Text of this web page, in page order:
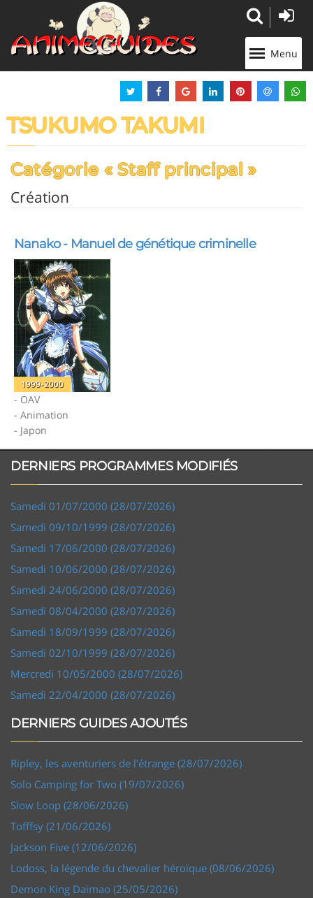
Menu
TSUKUMO TAKUMI
Catégorie « Staff principal »
Création
Nanako - Manuel de génétique criminelle
1999-2000
- OAV
- Animation
- Japon
DERNIERS PROGRAMMES MODIFIÉS
Samedi 01/07/2000 (28/07/2026)
Samedi 09/10/1999 (28/07/2026)
Samedi 17/06/2000 (28/07/2026)
Samedi 10/06/2000 (28/07/2026)
Samedi 24/06/2000 (28/07/2026)
Samedi 08/04/2000 (28/07/2026)
Samedi 18/09/1999 (28/07/2026)
Samedi 02/10/1999 (28/07/2026)
Mercredi 10/05/2000 (28/07/2026)
Samedi 22/04/2000 (28/07/2026)
DERNIERS GUIDES AJOUTÉS
Ripley, les aventuriers de l'étrange (28/07/2026)
Solo Camping for Two (19/07/2026)
Slow Loop (28/06/2026)
Tofffsy (21/06/2026)
Jackson Five (12/06/2026)
Lodoss, la légende du chevalier héroïque (08/06/2026)
Demon King Daimao (25/05/2026)
Panneau de gestion des cookies